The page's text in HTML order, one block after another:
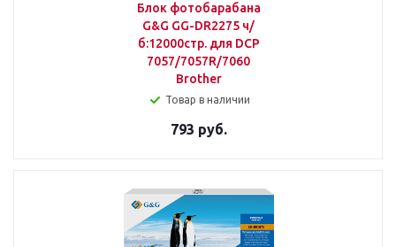
Блок фотобарабана
G&G GG-DR2275 ч/
б:12000стр. для DCP
7057/7057R/7060
Brother
Товар в наличии
793 руб.